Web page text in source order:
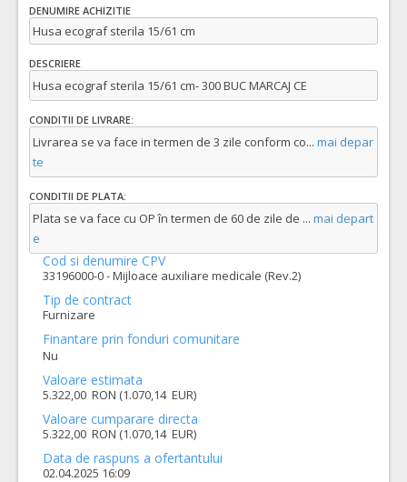
DENUMIRE ACHIZITIE
Husa ecograf sterila 15/61 cm
DESCRIERE
Husa ecograf sterila 15/61 cm- 300 BUC MARCAJ CE
CONDITII DE LIVRARE:
Livrarea se va face in termen de 3 zile conform co... mai depar
te
CONDITII DE PLATA:
Plata se va face cu OP în termen de 60 de zile de ... mai depart
e
Cod si denumire CPV
33196000-0 - Mijloace auxiliare medicale (Rev.2)
Tip de contract
Furnizare
Finantare prin fonduri comunitare
Nu
Valoare estimata
5.322,00 RON (1.070,14 EUR)
Valoare cumparare directa
5.322,00 RON (1.070,14 EUR)
Data de raspuns a ofertantului
02.04.2025 16:09